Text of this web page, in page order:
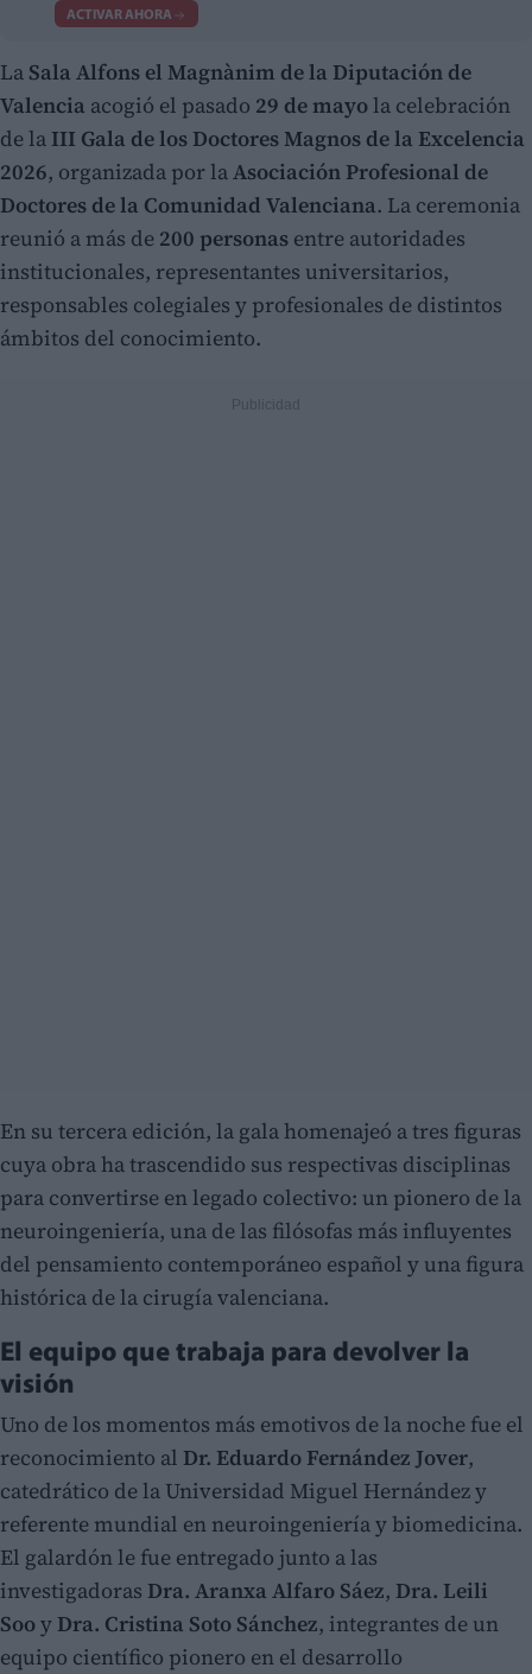
ACTIVAR AHORA
La Sala Alfons el Magnànim de la Diputación de
Valencia acogió el pasado 29 de mayo la celebración
de la III Gala de los Doctores Magnos de la Excelencia
2026, organizada por laAsociación Profesional de
Doctores de la Comunidad Valenciana. La ceremonia
reunió a más de 200 personas entre autoridades
institucionales, representantes universitarios,
responsables colegiales y profesionales de distintos
ámbitos del conocimiento.
En su tercera edición, la gala homenajeó a tres figuras
cuya obra ha trascendido sus respectivas disciplinas
para convertirse en legado colectivo: un pionero de la
neuroingeniería, una de las filósofas más influyentes
del pensamiento contemporáneo español y una figura
histórica de la cirugía valenciana.
El equipo que trabaja para devolver la
visión
Uno de los momentos más emotivos de la noche fue el
reconocimiento al Dr. Eduardo Fernández Jover,
catedrático de la Universidad Miguel Hernández y
referente mundial en neuroingeniería y biomedicina.
El galardón le fue entregado junto a las
investigadoras Dra. Aranxa Alfaro Sáez, Dra. Leili
Sooy Dra. Cristina Soto Sánchez, integrantes de un
equipo científico pionero en el desarrollo